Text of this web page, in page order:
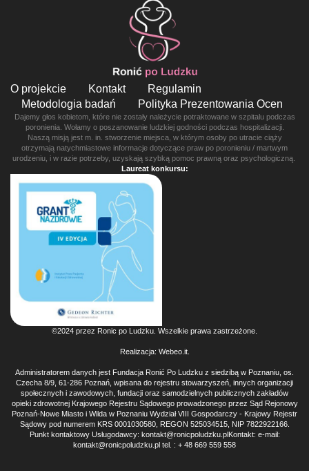
O projekcie Kontakt
Regulamin
Metodologia badań
Polityka Prezentowania Ocen
Dajemy głos kobietom, które nie zostały należycie potraktowane w szpitalu podczas
poronienia. Wołamy o poszanowanie ludzkiej godności podczas hospitalizacji.
Naszą misją jest m. in. stworzenie miejsca, w którym osoby po utracie ciąży
otrzymają natychmiastowe informacje dotyczące praw po poronieniu / martwym
urodzeniu, i w razie potrzeby, uzyskają szybką pomoc prawną oraz psychologiczną.
Laureat konkursu:
©2024 przez Ronic po Ludzku. Wszelkie prawa zastrzeżone.
Realizacja: Webeo.it.
Administratorem danych jest Fundacja Ronić Po Ludzku z siedzibą w Poznaniu, os.
Czecha 8/9, 61-286 Poznań, wpisana do rejestru stowarzyszeń, innych organizacji
społecznych i zawodowych, fundacji oraz samodzielnych publicznych zakładów
opieki zdrowotnej Krajowego Rejestru Sądowego prowadzonego przez Sąd Rejonowy
Poznań-Nowe Miasto i Wilda w Poznaniu Wydział VIII Gospodarczy - Krajowy Rejestr
Sądowy pod numerem KRS 0001030580, REGON 525034515, NIP 7822922166.
Punkt kontaktowy Usługodawcy: kontakt@ronicpoludzku.plKontakt: e-mail:
kontakt@ronicpoludzku.pl tel. : + 48 669 559 558